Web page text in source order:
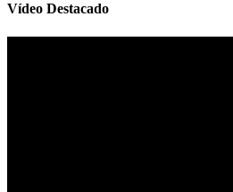
Vídeo Destacado